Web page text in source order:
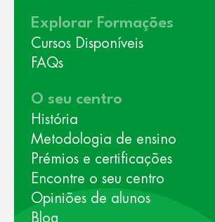
Explorar Formações
Cursos Disponíveis
FAQs
O seu centro
História
Metodologia de ensino
Prémios e certificações
Encontre o seu centro
Opiniões de alunos
Blog